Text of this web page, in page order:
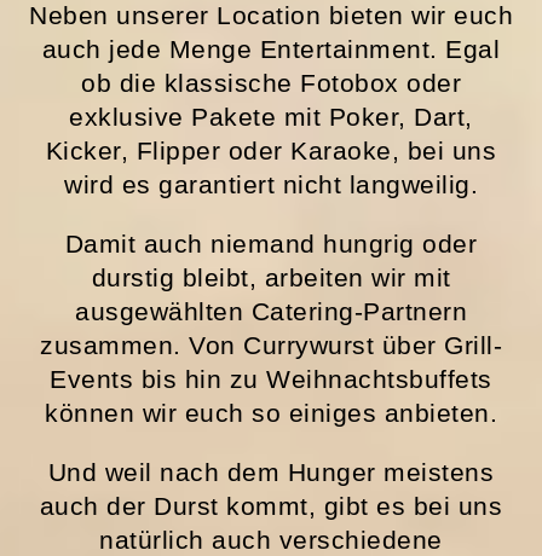
Neben unserer Location bieten wir euch
auch jede Menge Entertainment. Egal
ob die klassische Fotobox oder
exklusive Pakete mit Poker, Dart,
Kicker, Flipper oder Karaoke, bei uns
wird es garantiert nicht langweilig.
Damit auch niemand hungrig oder
durstig bleibt, arbeiten wir mit
ausgewählten Catering-Partnern
zusammen. Von Currywurst über Grill-
Events bis hin zu Weihnachtsbuffets
können wir euch so einiges anbieten.
Und weil nach dem Hunger meistens
auch der Durst kommt, gibt es bei uns
natürlich auch verschiedene